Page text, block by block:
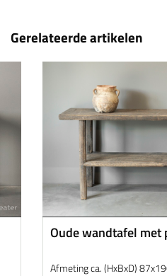
Gerelateerde artikelen
Oude wandtafel met
Afmeting ca. (HxBxD)